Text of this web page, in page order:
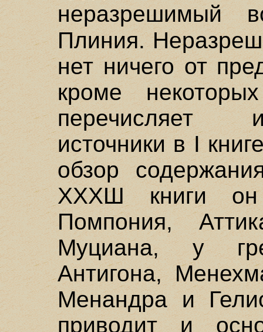
неразрешимый
Плиния.
нет ничего от
кроме
перечисляет
источники в I
обзор
ХХХШ книги он
Помпония,
Муциана, у
Антигона,
Менандра и
приводит и